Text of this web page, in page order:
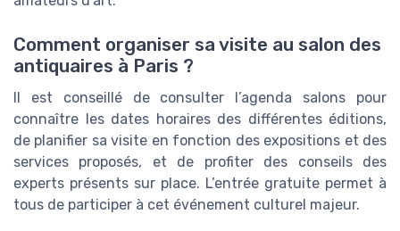
Comment organiser sa visite au salon des
antiquaires à Paris ?
Il est conseillé de consulter l’agenda salons pour
connaître les dates horaires des différentes éditions,
de planifier sa visite en fonction des expositions et des
services proposés, et de profiter des conseils des
experts présents sur place. L’entrée gratuite permet à
tous de participer à cet événement culturel majeur.